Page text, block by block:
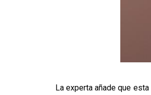
La experta añade que esta